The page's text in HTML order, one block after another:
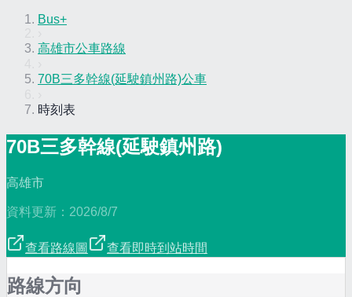
Bus+
高雄市公車路線
70B三多幹線(延駛鎮州路)公車
時刻表
70B三多幹線(延駛鎮州路)
高雄市
資料更新： 2026/8/7
查看路線圖 查看即時到站時間
路線方向